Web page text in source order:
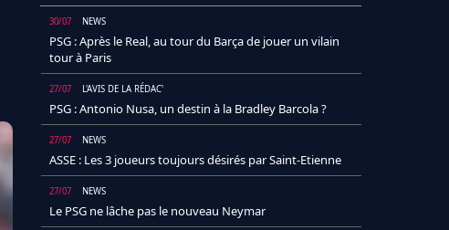
30/07 NEWS
PSG : Après le Real, au tour du Barça de jouer un vilain
tour à Paris
27/07 L'AVIS DE LA RÉDAC'
PSG : Antonio Nusa, un destin à la Bradley Barcola ?
27/07 NEWS
ASSE : Les 3 joueurs toujours désirés par Saint-Etienne
27/07 NEWS
Le PSG ne lâche pas le nouveau Neymar